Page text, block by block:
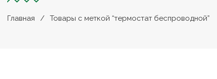
Главная Товары с меткой “термостат беспроводной”